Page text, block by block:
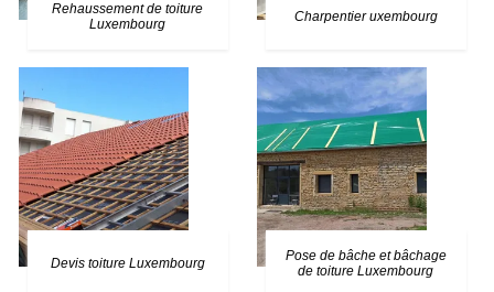
Rehaussement de toiture
Luxembourg
Charpentier uxembourg
Devis toiture Luxembourg
Pose de bâche et bâchage
de toiture Luxembourg